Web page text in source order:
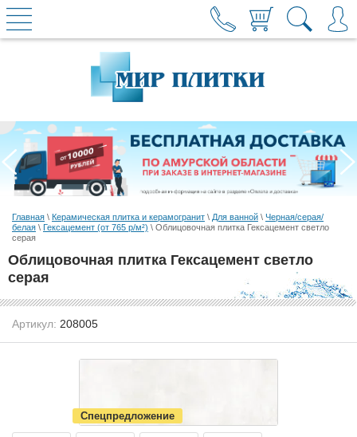
Главная \ Керамическая плитка и керамогранит \ Для ванной \ Черная/серая/
белая \ Гексацемент (от 765 р/м²) \ Облицовочная плитка Гексацемент светло
серая
Облицовочная плитка Гексацемент светло
серая
Артикул: 208005
Спецпредложение